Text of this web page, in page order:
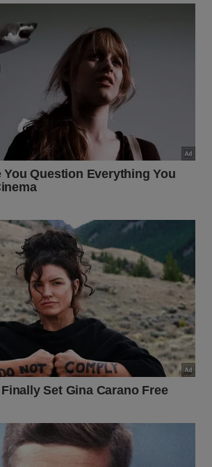
a seguir para obter uma
resultados imediatos
do ralo para acessar a área
colheres de bicarbonato seguidas
vinagre.
agir por algumas horas antes do
o bicarbonato de sódio
rotina do lar?
versátil atua como um excelente
e levemente abrasivo, sendo
as sujeiras mais difíceis sem
delicadas. Sua utilização
múltiplos compostos químicos
umcuidado ecológicoe